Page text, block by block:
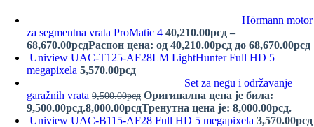
Hörmann motor
za segmentna vrata ProMatic 4 40,210.00рсд –
68,670.00рсдРаспон цена: од 40,210.00рсд до 68,670.00рсд
Uniview UAC-T125-AF28LM LightHunter Full HD 5
megapixela 5,570.00рсд
Set za negu i održavanje
garažnih vrata 9,500.00рсд Оригинална цена је била:
9,500.00рсд.8,000.00рсдТренутна цена је: 8,000.00рсд.
Uniview UAC-B115-AF28 Full HD 5 megapixela 3,570.00рсд